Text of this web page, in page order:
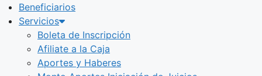
Beneficiarios
Servicios
Boleta de Inscripción
Afiliate a la Caja
Aportes y Haberes